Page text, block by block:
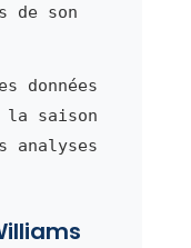
de son
données
saison
analyses